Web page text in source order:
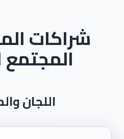
شراكات
المجتمع
اللجان